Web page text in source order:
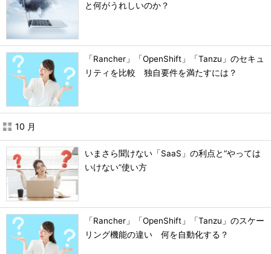
と何がうれしいのか？
「Rancher」「OpenShift」「Tanzu」のセキュ
リティを比較 独自要件を満たすには？
10 月
いまさら聞けない「SaaS」の利点と“やっては
いけない”使い方
「Rancher」「OpenShift」「Tanzu」のスケー
リング機能の違い 何を自動化する？